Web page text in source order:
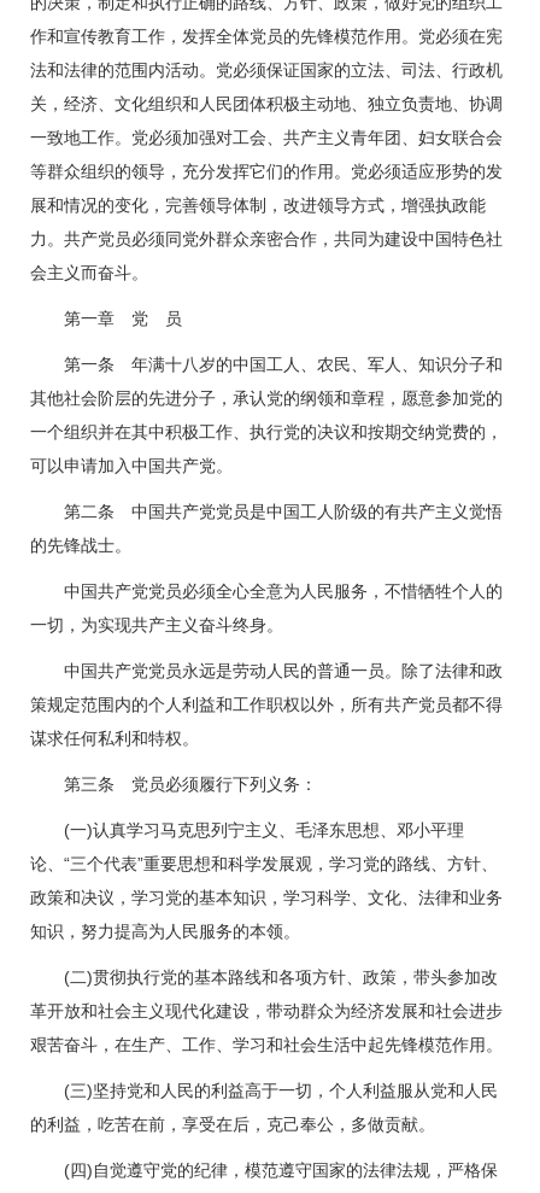
作和宣传教育工作，发挥全体党员的先锋模范作用。党必须在宪
法和法律的范围内活动。党必须保证国家的立法、司法、行政机
关，经济、文化组织和人民团体积极主动地、独立负责地、协调
一致地工作。党必须加强对工会、共产主义青年团、妇女联合会
等群众组织的领导，充分发挥它们的作用。党必须适应形势的发
展和情况的变化，完善领导体制，改进领导方式，增强执政能
力。共产党员必须同党外群众亲密合作，共同为建设中国特色社
会主义而奋斗。
第一章 党 员
第一条 年满十八岁的中国工人、农民、军人、知识分子和
其他社会阶层的先进分子，承认党的纲领和章程，愿意参加党的
一个组织并在其中积极工作、执行党的决议和按期交纳党费的，
可以申请加入中国共产党。
第二条 中国共产党党员是中国工人阶级的有共产主义觉悟
的先锋战士。
中国共产党党员必须全心全意为人民服务，不惜牺牲个人的
一切，为实现共产主义奋斗终身。
中国共产党党员永远是劳动人民的普通一员。除了法律和政
策规定范围内的个人利益和工作职权以外，所有共产党员都不得
谋求任何私利和特权。
第三条 党员必须履行下列义务：
(一)认真学习马克思列宁主义、毛泽东思想、邓小平理
论、“三个代表”重要思想和科学发展观，学习党的路线、方针、
政策和决议，学习党的基本知识，学习科学、文化、法律和业务
知识，努力提高为人民服务的本领。
(二)贯彻执行党的基本路线和各项方针、政策，带头参加改
革开放和社会主义现代化建设，带动群众为经济发展和社会进步
艰苦奋斗，在生产、工作、学习和社会生活中起先锋模范作用。
(三)坚持党和人民的利益高于一切，个人利益服从党和人民
的利益，吃苦在前，享受在后，克己奉公，多做贡献。
(四)自觉遵守党的纪律，模范遵守国家的法律法规，严格保